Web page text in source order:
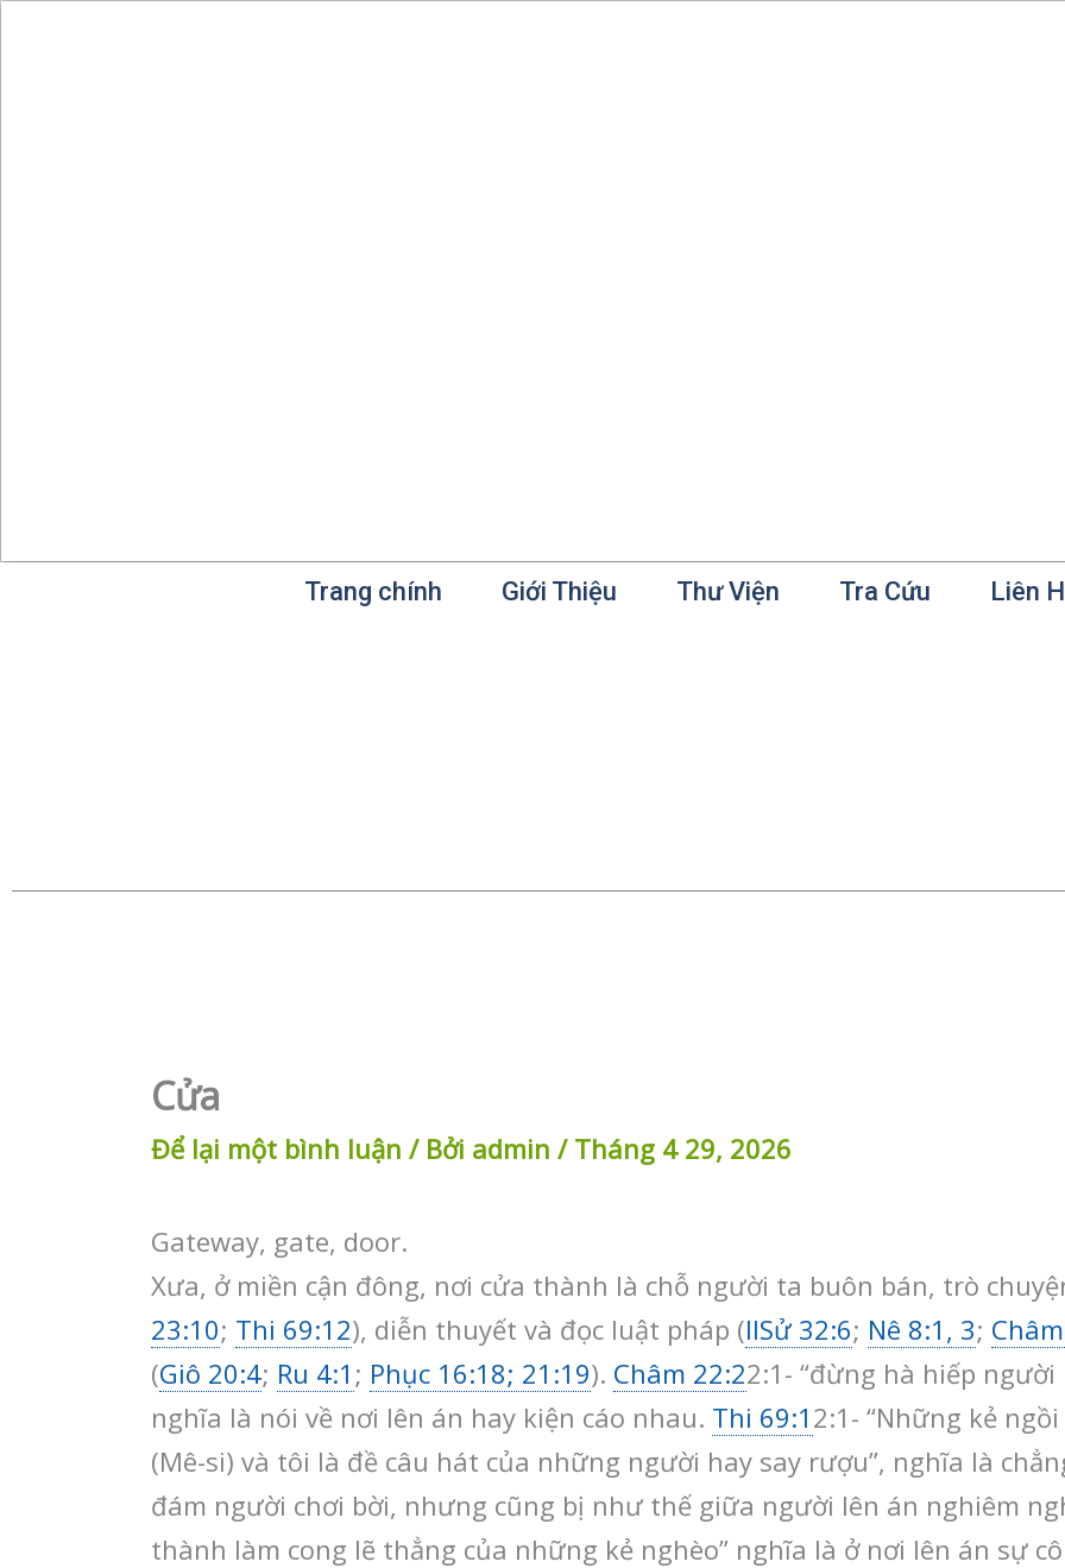
Trang chính Giới Thiệu Thư Viện Tra Cứu Liên
Cửa
Để lại một bình luận / Bởi admin / Tháng 4 29, 2026
Gateway, gate, door.
Xưa, ở miền cận đông, nơi cửa thành là chỗ người ta buôn bán, trò
23:10; Thi 69:12), diễn thuyết và đọc luật pháp (IISử 32:6; Nê 8:1, 3;
(Giô 20:4; Ru 4:1 ; Phục 16:18; 21:19). Châm 22:22:1- “đừng hà hiếp
nghĩa là nói về nơi lên án hay kiện cáo nhau. Thi 69:1 2:1- “Những kẻ
(Mê-si) và tôi là đề câu hát của những người hay say rượu”, nghĩa là
đám người chơi bời, nhưng cũng bị như thế giữa người lên án nghiêm
thành làm cong lẽ thẳng của những kẻ nghèo” nghĩa là ở nơi lên án sự